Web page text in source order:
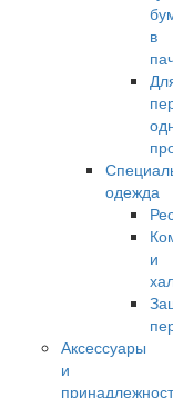
в
одежда
и
Аксессуары
и